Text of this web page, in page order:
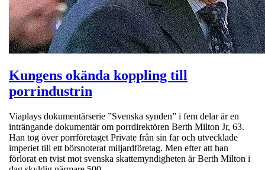
Kungens okända koppling till
porrindustrin
Viaplays dokumentärserie ”Svenska synden” i fem delar är en
inträngande dokumentär om porrdirektören Berth Milton Jr, 63.
Han tog över porrföretaget Private från sin far och utvecklade
imperiet till ett börsnoterat miljardföretag. Men efter att han
förlorat en tvist mot svenska skattemyndigheten är Berth Milton i